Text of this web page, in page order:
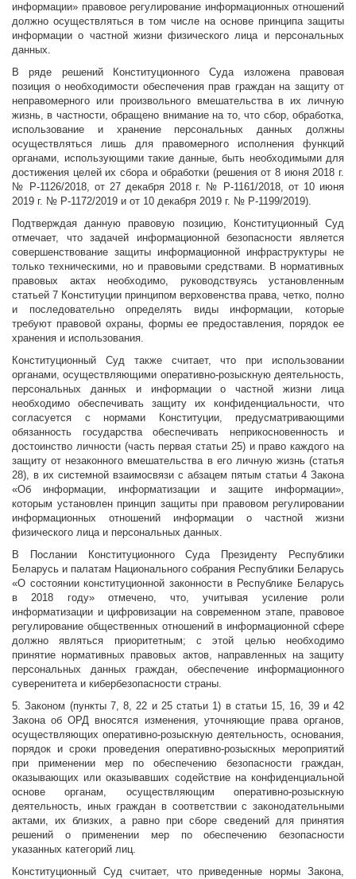
информации» правовое регулирование информационных отношений
должно осуществляться в том числе на основе принципа защиты
информации о частной жизни физического лица и персональных
данных.
В ряде решений Конституционного Суда изложена правовая
позиция о необходимости обеспечения прав граждан на защиту от
неправомерного или произвольного вмешательства в их личную
жизнь, в частности, обращено внимание на то, что сбор, обработка,
использование и хранение персональных данных должны
осуществляться лишь для правомерного исполнения функций
органами, использующими такие данные, быть необходимыми для
достижения целей их сбора и обработки (решения от 8 июня 2018 г.
№ Р-1126/2018, от 27 декабря 2018 г. № Р-1161/2018, от 10 июня
2019 г. № Р-1172/2019 и от 10 декабря 2019 г. № Р-1199/2019).
Подтверждая данную правовую позицию, Конституционный Суд
отмечает, что задачей информационной безопасности является
совершенствование защиты информационной инфраструктуры не
только техническими, но и правовыми средствами. В нормативных
правовых актах необходимо, руководствуясь установленным
статьей 7 Конституции принципом верховенства права, четко, полно
и последовательно определять виды информации, которые
требуют правовой охраны, формы ее предоставления, порядок ее
хранения и использования.
Конституционный Суд также считает, что при использовании
органами, осуществляющими оперативно-розыскную деятельность,
персональных данных и информации о частной жизни лица
необходимо обеспечивать защиту их конфиденциальности, что
согласуется с нормами Конституции, предусматривающими
обязанность государства обеспечивать неприкосновенность и
достоинство личности (часть первая статьи 25) и право каждого на
защиту от незаконного вмешательства в его личную жизнь (статья
28), в их системной взаимосвязи с абзацем пятым статьи 4 Закона
«Об информации, информатизации и защите информации»,
которым установлен принцип защиты при правовом регулировании
информационных отношений информации о частной жизни
физического лица и персональных данных.
В Послании Конституционного Суда Президенту Республики
Беларусь и палатам Национального собрания Республики Беларусь
«О состоянии конституционной законности в Республике Беларусь
в 2018 году» отмечено, что, учитывая усиление роли
информатизации и цифровизации на современном этапе, правовое
регулирование общественных отношений в информационной сфере
должно являться приоритетным; с этой целью необходимо
принятие нормативных правовых актов, направленных на защиту
персональных данных граждан, обеспечение информационного
суверенитета и кибербезопасности страны.
5. Законом (пункты 7, 8, 22 и 25 статьи 1) в статьи 15, 16, 39 и 42
Закона об ОРД вносятся изменения, уточняющие права органов,
осуществляющих оперативно-розыскную деятельность, основания,
порядок и сроки проведения оперативно-розыскных мероприятий
при применении мер по обеспечению безопасности граждан,
оказывающих или оказывавших содействие на конфиденциальной
основе органам, осуществляющим оперативно-розыскную
деятельность, иных граждан в соответствии с законодательными
актами, их близких, а равно при сборе сведений для принятия
решений о применении мер по обеспечению безопасности
указанных категорий лиц.
Конституционный Суд считает, что приведенные нормы Закона,